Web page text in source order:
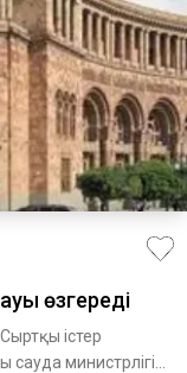
өзгереді
істер
сауда министрлігі